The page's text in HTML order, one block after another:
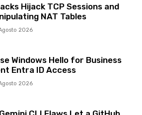
Hijack TCP Sessions and
NAT Tables
2026
Windows Hello for Business
Entra ID Access
2026